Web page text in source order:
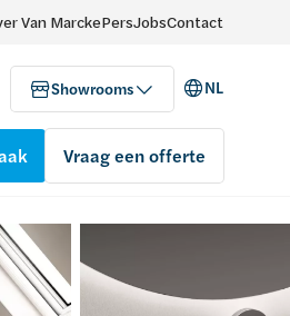
Van MarckePersJobsContact
Showrooms NL
Vraag een offerte